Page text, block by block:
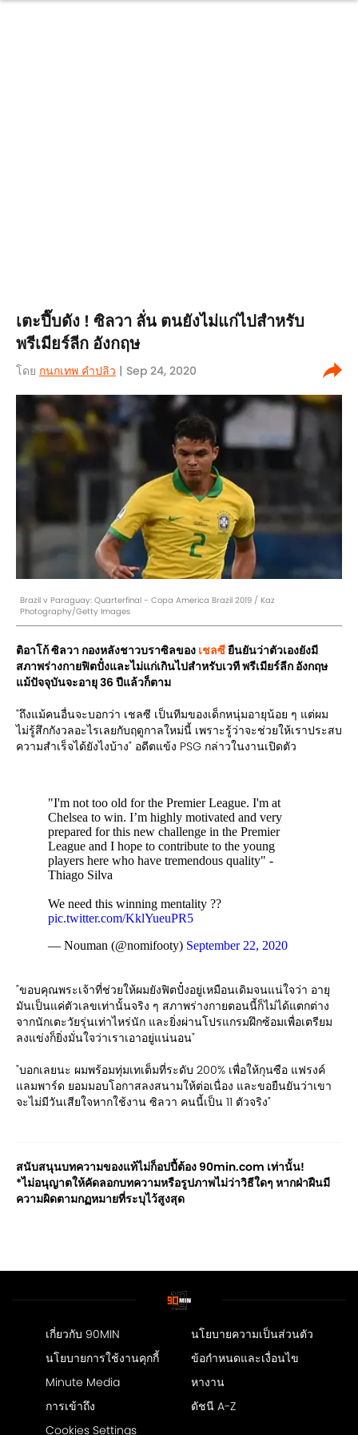
เตะปี๊บดัง ! ซิลวา ลั่น ตนยังไม่แก่ไปสำหรับ
พรีเมียร์ลีก อังกฤษ
โดย กนกเทพ คำปลิว | Sep 24, 2020
Brazil v Paraguay: Quarterfinal - Copa America Brazil 2019 / Kaz
Photography/Getty Images
ติอาโก้ ซิลวา กองหลังชาวบราซิลของ เชลซียืนยันว่าตัวเองยังมี
สภาพร่างกายฟิตปั๋งและไม่แก่เกินไปสำหรับเวที พรีเมียร์ลีก อังกฤษ
แม้ปัจจุบันจะอายุ 36 ปีแล้วก็ตาม
"ถึงแม้คนอื่นจะบอกว่า เชลซี เป็นทีมของเด็กหนุ่มอายุน้อย ๆ แต่ผม
ไม่รู้สึกกังวลอะไรเลยกับฤดูกาลใหม่นี้ เพราะรู้ว่าจะช่วยให้เราประสบ
ความสำเร็จได้ยังไงบ้าง" อดีตแข้ง PSG กล่าวในงานเปิดตัว
"I'm not too old for the Premier League. I'm at
Chelsea to win. I’m highly motivated and very
prepared for this new challenge in the Premier
League and I hope to contribute to the young
players here who have tremendous quality" -
Thiago Silva
We need this winning mentality ??
pic.twitter.com/KklYueuPR5
— Nouman (@nomifooty) September 22, 2020
"ขอบคุณพระเจ้าที่ช่วยให้ผมยังฟิตปั๋งอยู่เหมือนเดิมจนแน่ใจว่า อายุ
มันเป็นแค่ตัวเลขเท่านั้นจริง ๆ สภาพร่างกายตอนนี้ก็ไม่ได้แตกต่าง
จากนักเตะวัยรุ่นเท่าไหร่นัก และยิ่งผ่านโปรแกรมฝึกซ้อมเพื่อเตรียม
ลงแข่งก็ยิ่งมั่นใจว่าเราเอาอยู่แน่นอน"
"บอกเลยนะ ผมพร้อมทุ่มเทเต็มที่ระดับ 200% เพื่อให้กุนซือ แฟรงค์
แลมพาร์ด ยอมมอบโอกาสลงสนามให้ต่อเนื่อง และขอยืนยันว่าเขา
จะไม่มีวันเสียใจหากใช้งาน ซิลวา คนนี้เป็น 11 ตัวจริง"
สนับสนุนบทความของแท้ไม่ก็อปปี้ต้อง 90min.com เท่านั้น!
*ไม่อนุญาตให้คัดลอกบทความหรือรูปภาพไม่ว่าวิธีใดๆ หากฝ่าฝืนมี
ความผิดตามกฏหมายที่ระบุไว้สูงสุด
เกี่ยวกับ 90MIN
นโยบายความเป็นส่วนตัว
นโยบายการใช้งานคุกกี้
ข้อกำหนดและเงื่อนไข
Minute Media
หางาน
การเข้าถึง
ดัชนี A-Z
Cookies Settings